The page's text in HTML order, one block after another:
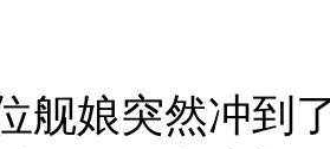
舰娘突然冲到